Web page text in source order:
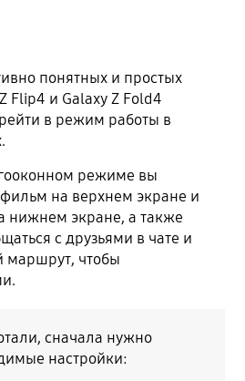
понятных и простых
Flip4 и Galaxy Z Fold4
в режим работы в
режиме вы
на верхнем экране и
нижнем экране, а также
с друзьями в чате и
маршрут, чтобы
сначала нужно
настройки: